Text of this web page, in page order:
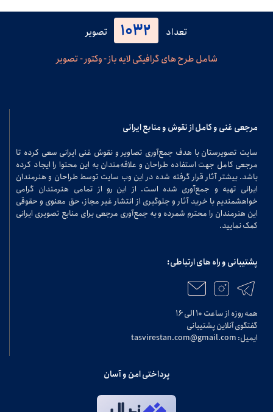
تعداد 1032
تصویر
شامل طرح های گرافیکی لایه باز - وکتور - تصویر
مرجعی غنی و کامل از نقوش و منابع ایرانی
سایت تصویرستان با هدف جمع‌آوری تصاویر و نقوش غنی ایرانی سعی کرده تا
مرجعی کامل جهت استفاده طراحان و علاقه‌مندان به این محتوا را ایجاد کرده
باشد. بیشتر آثار قرار گرفته شده در این وب سایت توسط طراحان و هنرمندان
ایرانی تهیه و جمع‌آوری شده است. از این رو از تمامی هنرمندان گرامی
خواهشمندیم با خرید آثار و جلوگیری از انتشار غیر مجاز، حق معنوی و حقوقی
این هنرمندان را محترم شمرده و به جمع‌آوری مرجعی برای منابع تصویری ایرانی
کمک نمایید.
پشتیبانی و راه های ارتباطی:
همه روزه از ساعت ۱۰ الی ۱۶
گفتگوی آنلاین پشتیبانی
ایمیل: tasvirestan.com@gmail.com
پرداختی امن و آسان